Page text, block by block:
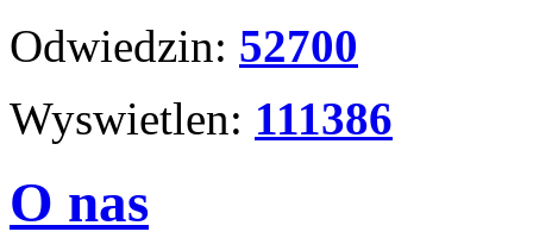
Odwiedzin: 52700
Wyswietlen: 111386
O nas